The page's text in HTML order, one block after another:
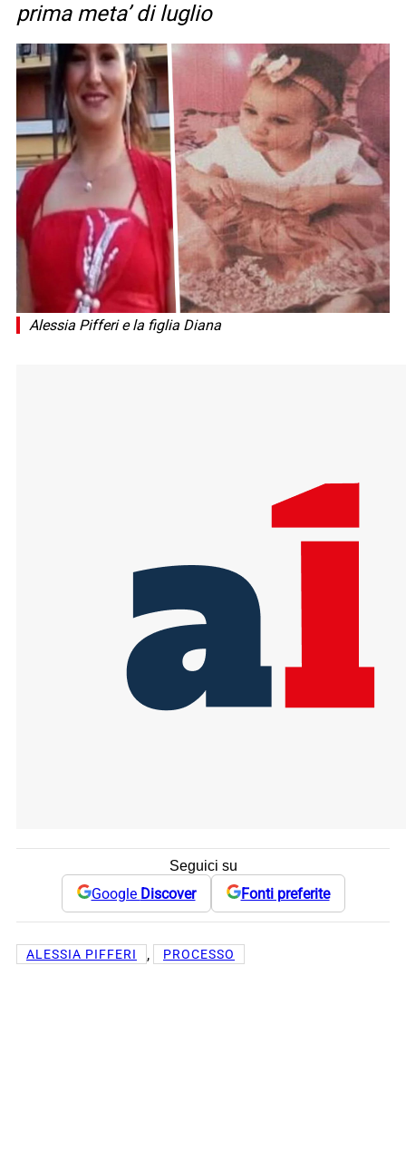
prima meta’ di luglio
Alessia Pifferi e la figlia Diana
Seguici su
Google Discover Fonti preferite
ALESSIA PIFFERI , PROCESSO